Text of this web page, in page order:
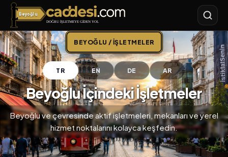
Beyoğlu
Caddesi.com
BEYOĞLU / İŞLETMELER
TR EN DE AR
Beyoğlu İçindeki İşletmeler
Beyoğlu ve çevresinde aktif işletmeleri, mekanları ve yerel
hizmet noktalarını kolayca keşfedin.